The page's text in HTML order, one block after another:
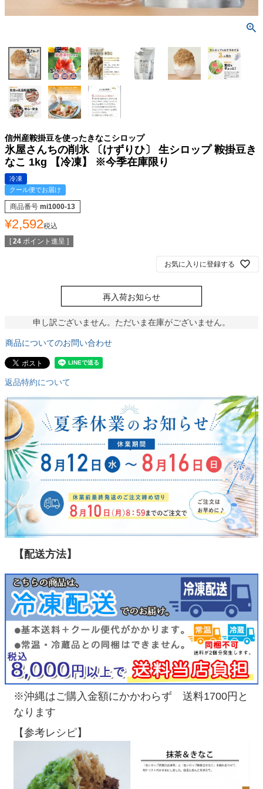
信州産鞍掛豆を使ったきなこシロップ
氷屋さんちの削氷 〔けずりひ〕 生シロップ 鞍掛豆き
なこ 1kg 【冷凍】 ※今季在庫限り
冷凍
クール便でお届け
商品番号 mi1000-13
¥2,592税込
[ 24 ポイント進呈 ]
お気に入りに登録する
再入荷お知らせ
申し訳ございません。ただいま在庫がございません。
商品についてのお問い合わせ
返品特約について
【配送方法】
※沖縄はご購入金額にかかわらず 送料1700円と
なります
【参考レシピ】